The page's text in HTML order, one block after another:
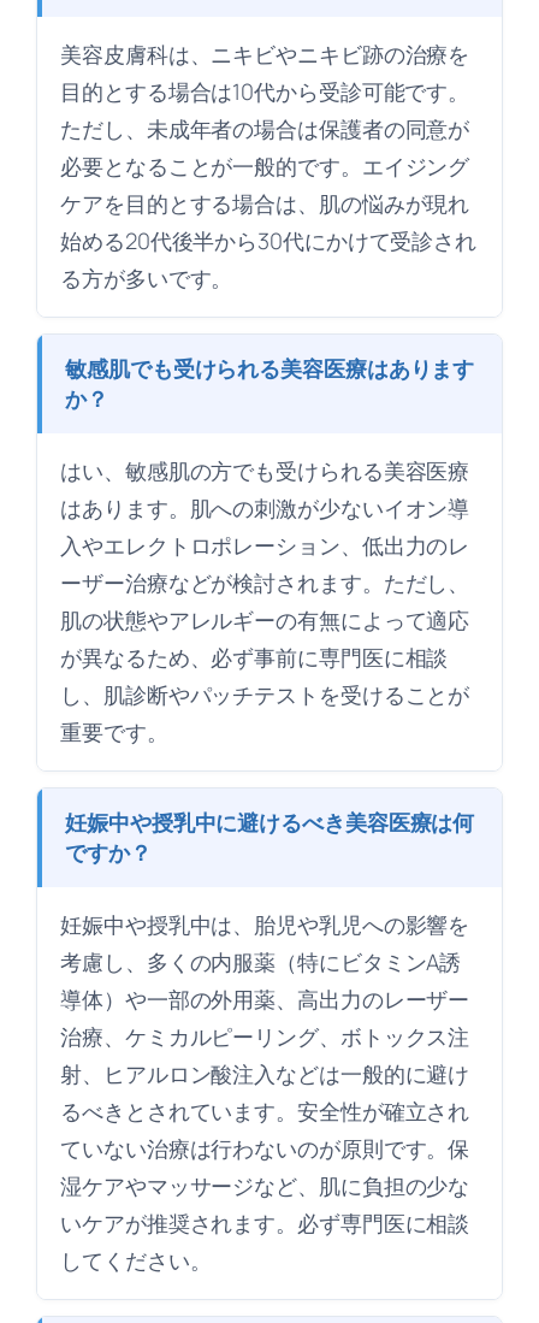
美容皮膚科は、ニキビやニキビ跡の治療を
目的とする場合は10代から受診可能です。
ただし、未成年者の場合は保護者の同意が
必要となることが一般的です。エイジング
ケアを目的とする場合は、肌の悩みが現れ
始める20代後半から30代にかけて受診され
る方が多いです。
敏感肌でも受けられる美容医療はあります
か？
はい、敏感肌の方でも受けられる美容医療
はあります。肌への刺激が少ないイオン導
入やエレクトロポレーション、低出力のレ
ーザー治療などが検討されます。ただし、
肌の状態やアレルギーの有無によって適応
が異なるため、必ず事前に専門医に相談
し、肌診断やパッチテストを受けることが
重要です。
妊娠中や授乳中に避けるべき美容医療は何
ですか？
妊娠中や授乳中は、胎児や乳児への影響を
考慮し、多くの内服薬（特にビタミンA誘
導体）や一部の外用薬、高出力のレーザー
治療、ケミカルピーリング、ボトックス注
射、ヒアルロン酸注入などは一般的に避け
るべきとされています。安全性が確立され
ていない治療は行わないのが原則です。保
湿ケアやマッサージなど、肌に負担の少な
いケアが推奨されます。必ず専門医に相談
してください。